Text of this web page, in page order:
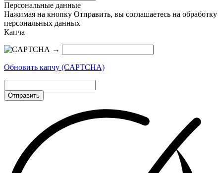
Персональные данные
Нажимая на кнопку Отправить, вы соглашаетесь на обработку
персональных данных
Капча
→
Обновить капчу (CAPTCHA)
Отправить